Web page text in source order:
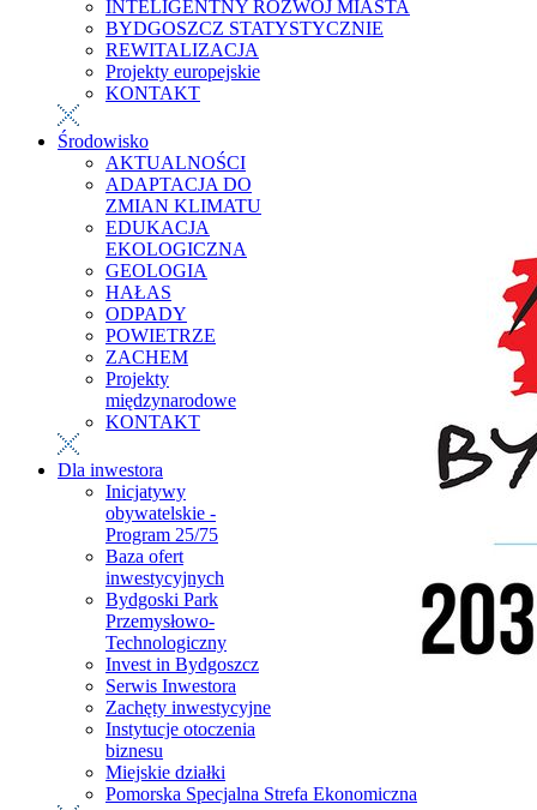
INTELIGENTNY ROZWÓJ MIASTA
BYDGOSZCZ STATYSTYCZNIE
REWITALIZACJA
Projekty europejskie
KONTAKT
Środowisko
AKTUALNOŚCI
ADAPTACJA DO
ZMIAN KLIMATU
EDUKACJA
EKOLOGICZNA
GEOLOGIA
HAŁAS
ODPADY
POWIETRZE
ZACHEM
Projekty
międzynarodowe
KONTAKT
Dla inwestora
Inicjatywy
obywatelskie -
Program 25/75
Baza ofert
inwestycyjnych
Bydgoski Park
Przemysłowo-
Technologiczny
Invest in Bydgoszcz
Serwis Inwestora
Zachęty inwestycyjne
Instytucje otoczenia
biznesu
Miejskie działki
Pomorska Specjalna Strefa Ekonomiczna